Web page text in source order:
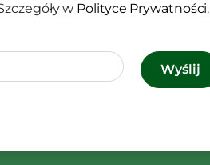
w Polityce Prywatności.